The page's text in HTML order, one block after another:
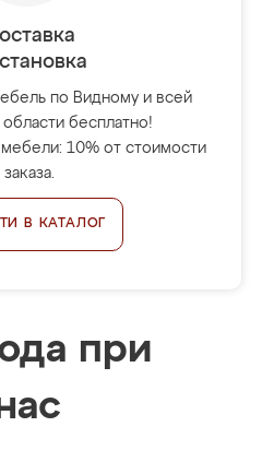
по Видному и всей
бесплатно!
10% от стоимости
заказа.
В КАТАЛОГ
при